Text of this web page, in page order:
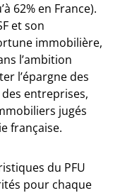
62% en France).
et son
immobilière,
l’ambition
l’épargne des
entreprises,
jugés
française.
du PFU
pour chaque